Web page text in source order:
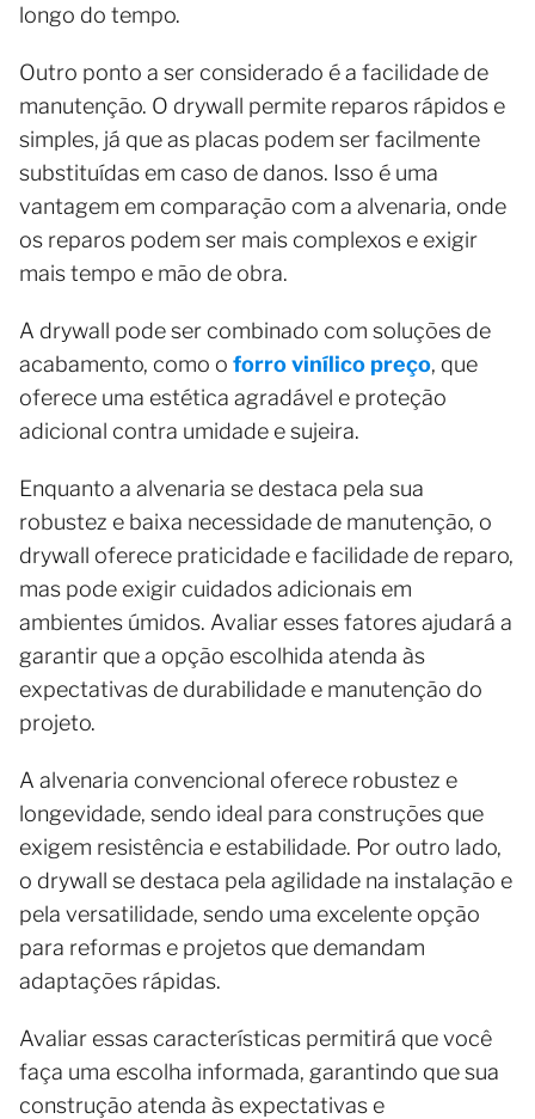
longo do tempo.
Outro ponto a ser considerado é a facilidade de
manutenção. O drywall permite reparos rápidos e
simples, já que as placas podem ser facilmente
substituídas em caso de danos. Isso é uma
vantagem em comparação com a alvenaria, onde
os reparos podem ser mais complexos e exigir
mais tempo e mão de obra.
A drywall pode ser combinado com soluções de
acabamento, como o forro vinílico preço, que
oferece uma estética agradável e proteção
adicional contra umidade e sujeira.
Enquanto a alvenaria se destaca pela sua
robustez e baixa necessidade de manutenção, o
drywall oferece praticidade e facilidade de reparo,
mas pode exigir cuidados adicionais em
ambientes úmidos. Avaliar esses fatores ajudará a
garantir que a opção escolhida atenda às
expectativas de durabilidade e manutenção do
projeto.
A alvenaria convencional oferece robustez e
longevidade, sendo ideal para construções que
exigem resistência e estabilidade. Por outro lado,
o drywall se destaca pela agilidade na instalação e
pela versatilidade, sendo uma excelente opção
para reformas e projetos que demandam
adaptações rápidas.
Avaliar essas características permitirá que você
faça uma escolha informada, garantindo que sua
construção atenda às expectativas e